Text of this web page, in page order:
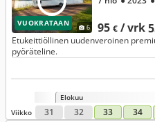
VUOKRATAAN 6 95 €/ vrk
Etukeittiöllinen uudenveroinen
pyöräteline.
Elokuu
Viikko
31 32 33 34